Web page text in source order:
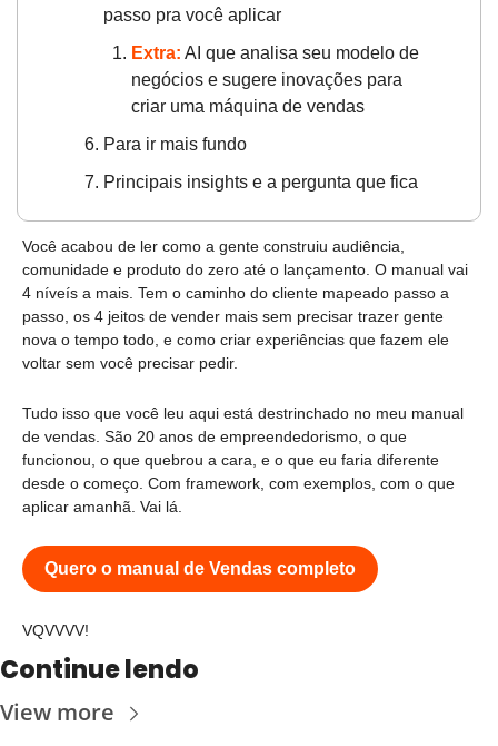
passo pra você aplicar
Extra: AI que analisa seu modelo de
negócios e sugere inovações para
criar uma máquina de vendas
Para ir mais fundo
Principais insights e a pergunta que fica
Você acabou de ler como a gente construiu audiência,
comunidade e produto do zero até o lançamento. O manual vai
4 níveís a mais. Tem o caminho do cliente mapeado passo a
passo, os 4 jeitos de vender mais sem precisar trazer gente
nova o tempo todo, e como criar experiências que fazem ele
voltar sem você precisar pedir.
Tudo isso que você leu aqui está destrinchado no meu manual
de vendas. São 20 anos de empreendedorismo, o que
funcionou, o que quebrou a cara, e o que eu faria diferente
desde o começo. Com framework, com exemplos, com o que
aplicar amanhã. Vai lá.
Quero o manual de Vendas completo
VQVVVV!
Continue lendo
View more